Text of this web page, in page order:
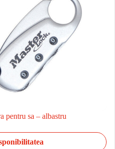
pentru sa – albastru